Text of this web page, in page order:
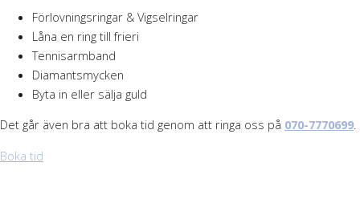
Förlovningsringar & Vigselringar
Låna en ring till frieri
Tennisarmband
Diamantsmycken
Byta in eller sälja guld
Det går även bra att boka tid genom att ringa oss på 070-7770699.
Boka tid